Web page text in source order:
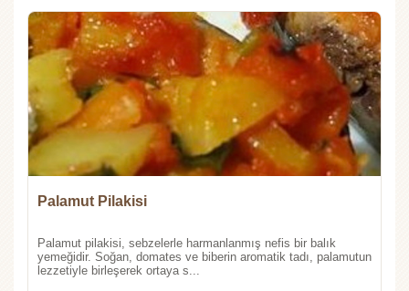
Palamut Pilakisi
Palamut pilakisi, sebzelerle harmanlanmış nefis bir balık
yemeğidir. Soğan, domates ve biberin aromatik tadı, palamutun
lezzetiyle birleşerek ortaya s...